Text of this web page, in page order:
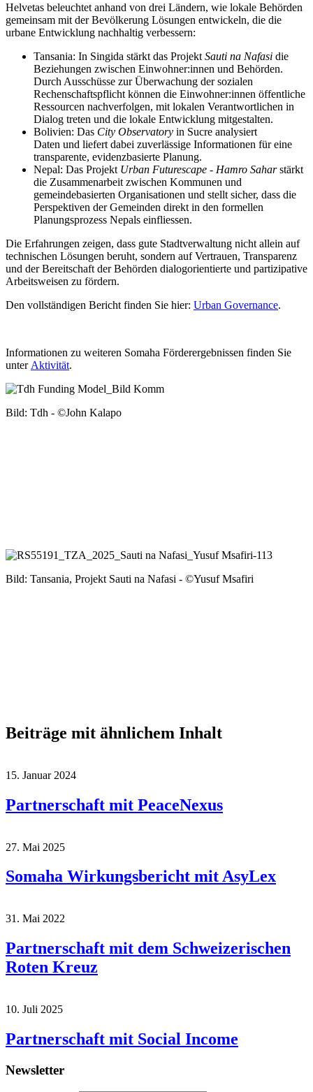
Helvetas beleuchtet anhand von drei Ländern, wie lokale Behörden
gemeinsam mit der Bevölkerung Lösungen entwickeln, die die
urbane Entwicklung nachhaltig verbessern:
Tansania: In Singida stärkt das Projekt Sauti na Nafasi die
Beziehungen zwischen Einwohner:innen und Behörden.
Durch Ausschüsse zur Überwachung der sozialen
Rechenschaftspflicht können die Einwohner:innen öffentliche
Ressourcen nachverfolgen, mit lokalen Verantwortlichen in
Dialog treten und die lokale Entwicklung mitgestalten.
Bolivien: Das City Observatory in Sucre analysiert
Daten und liefert dabei zuverlässige Informationen für eine
transparente, evidenzbasierte Planung.
Nepal: Das Projekt Urban Futurescape - Hamro Saharstärkt
die Zusammenarbeit zwischen Kommunen und
gemeindebasierten Organisationen und stellt sicher, dass die
Perspektiven der Gemeinden direkt in den formellen
Planungsprozess Nepals einfliessen.
Die Erfahrungen zeigen, dass gute Stadtverwaltung nicht allein auf
technischen Lösungen beruht, sondern auf Vertrauen, Transparenz
und der Bereitschaft der Behörden dialogorientierte und partizipative
Arbeitsweisen zu fördern.
Den vollständigen Bericht finden Sie hier: Urban Governance.
Informationen zu weiteren Somaha Förderergebnissen finden Sie
unter Aktivität.
Bild: Tdh - ©John Kalapo
Bild: Tansania, Projekt Sauti na Nafasi - ©YusufMsafiri
Beiträge mit ähnlichem Inhalt
15. Januar 2024
Partnerschaft mit PeaceNexus
27. Mai 2025
Somaha Wirkungsbericht mit AsyLex
31. Mai 2022
Partnerschaft mit dem Schweizerischen
Roten Kreuz
10. Juli 2025
Partnerschaft mit Social Income
Newsletter